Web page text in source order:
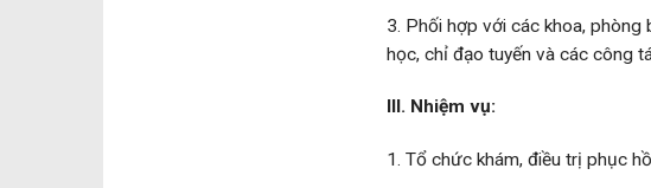
3. Phối hợp với các khoa,
học, chỉ đạo tuyến và các công
III. Nhiệm vụ:
1. Tổ chức khám, điều trị phục